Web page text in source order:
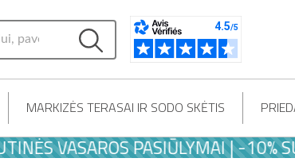
MARKIZĖS TERASAI IR SODO SKĖTIS
PASIŪLYMAI | -10% SU